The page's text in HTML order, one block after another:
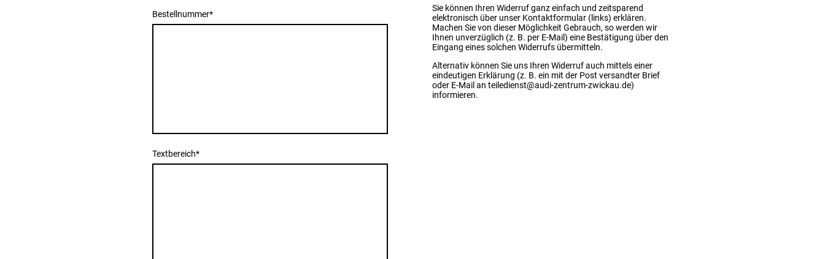
Bestellnummer*
Textbereich*
Sie können Ihren Widerruf ganz einfach und zeitsparend
elektronisch über unser Kontaktformular (links) erklären.
Machen Sie von dieser Möglichkeit Gebrauch, so werden wir
Ihnen unverzüglich (z. B. per E-Mail) eine Bestätigung über den
Eingang eines solchen Widerrufs übermitteln.
Alternativ können Sie uns Ihren Widerruf auch mittels einer
eindeutigen Erklärung (z. B. ein mit der Post versandter Brief
oder E-Mail an teiledienst@audi-zentrum-zwickau.de)
informieren.